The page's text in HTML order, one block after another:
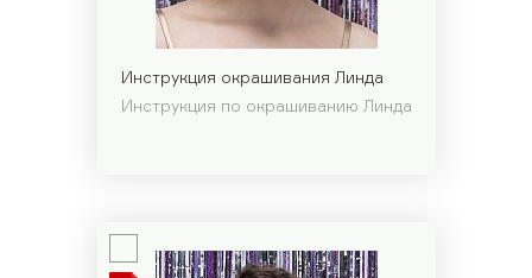
Инструкция окрашивания Линда
Инструкция по окрашиванию Линда